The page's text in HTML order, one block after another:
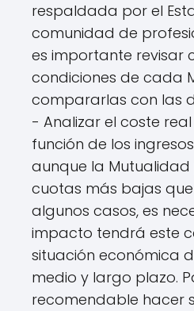
respaldada por el
comunidad de
es importante revisar
condiciones de cada
compararlas con las
- Analizar el coste
función de los
aunque la
cuotas más bajas que
algunos casos, es
impacto tendrá este
situación económica
medio y largo plazo.
recomendable hacer